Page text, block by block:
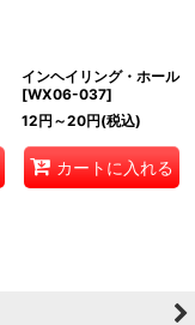
インヘイリング・ホール
[WX06-037]
12円 ～20円(税込)
カートに入れる